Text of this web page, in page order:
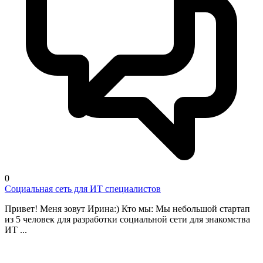
0
Социальная сеть для ИТ специалистов
Привет! Меня зовут Ирина:) Кто мы: Мы небольшой стартап
из 5 человек для разработки социальной сети для знакомства
ИТ ...